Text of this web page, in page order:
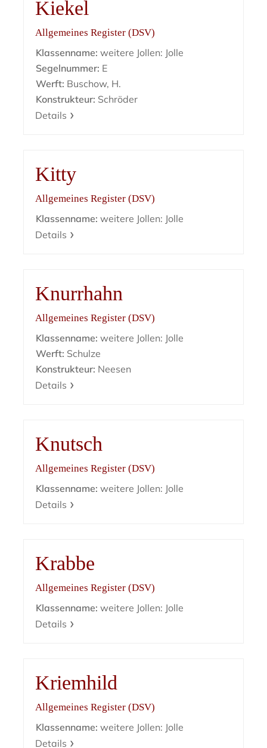
Kiekel
Allgemeines Register (DSV)
Klassenname: weitere Jollen: Jolle
Segelnummer: E
Werft: Buschow, H.
Konstrukteur: Schröder
Details
Kitty
Allgemeines Register (DSV)
Klassenname: weitere Jollen: Jolle
Details
Knurrhahn
Allgemeines Register (DSV)
Klassenname: weitere Jollen: Jolle
Werft: Schulze
Konstrukteur: Neesen
Details
Knutsch
Allgemeines Register (DSV)
Klassenname: weitere Jollen: Jolle
Details
Krabbe
Allgemeines Register (DSV)
Klassenname: weitere Jollen: Jolle
Details
Kriemhild
Allgemeines Register (DSV)
Klassenname: weitere Jollen: Jolle
Details